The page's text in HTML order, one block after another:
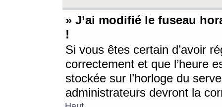
» J’ai modifié le fuseau
!
Si vous êtes certain d’avoir
correctement et que l’heure
stockée sur l’horloge du
administrateurs devront la